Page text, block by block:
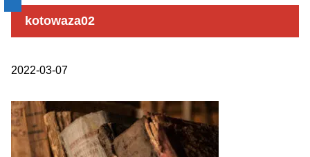
kotowaza02
2022-03-07